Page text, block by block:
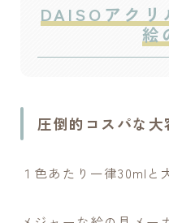
Tweets by
DAISOアクリ
絵
圧倒的コスパな大
１色あたり一律30mlと